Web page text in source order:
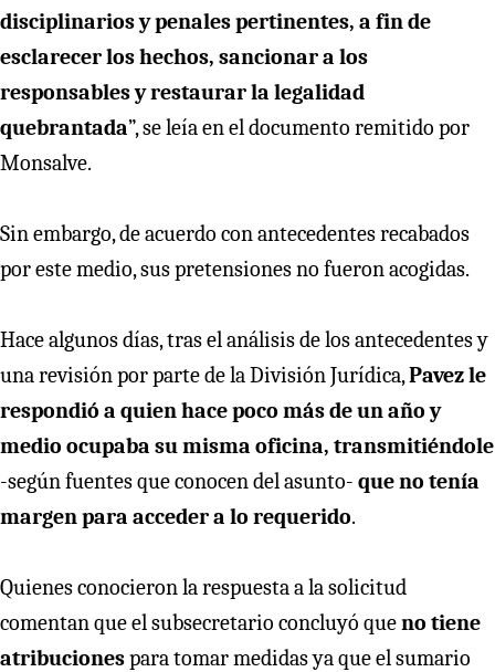
disciplinarios y penales pertinentes, a fin de
esclarecer los hechos, sancionar a los
responsables y restaurar la legalidad
quebrantada”, se leía en el documento remitido por
Monsalve.
Sin embargo, de acuerdo con antecedentes recabados
por este medio, sus pretensiones no fueron acogidas.
Hace algunos días, tras el análisis de los antecedentes y
una revisión por parte de la División Jurídica,Pavez le
respondió a quien hace poco más de un año y
medio ocupaba su misma oficina, transmitiéndole
-según fuentes que conocen del asunto- que no tenía
margen para acceder a lo requerido.
Quienes conocieron la respuesta a la solicitud
comentan que el subsecretario concluyó queno tiene
atribucionespara tomar medidas ya que el sumario